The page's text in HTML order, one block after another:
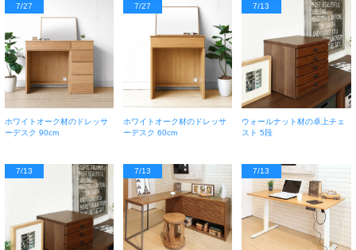
7/27
ホワイトオーク材のドレッサ
ーデスク 90cm
7/27
ホワイトオーク材のドレッサ
ーデスク 60cm
7/13
ウォールナット材の卓上チェ
スト 5段
7/13 7/13 7/13